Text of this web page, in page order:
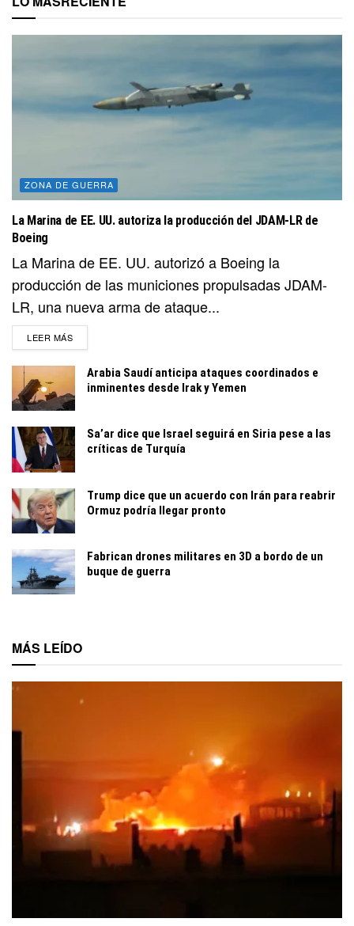
ZONA DE GUERRA
La Marina de EE. UU. autoriza la producción del JDAM-LR de
Boeing
La Marina de EE. UU. autorizó a Boeing la
producción de las municiones propulsadas JDAM-
LR, una nueva arma de ataque...
LEER MÁSDETAILS
Arabia Saudí anticipa ataques coordinados e
inminentes desde Irak y Yemen
Sa’ar dice que Israel seguirá en Siria pese a las
críticas de Turquía
Trump dice que un acuerdo con Irán para reabrir
Ormuz podría llegar pronto
Fabrican drones militares en 3D a bordo de un
buque de guerra
MÁS LEÍDO